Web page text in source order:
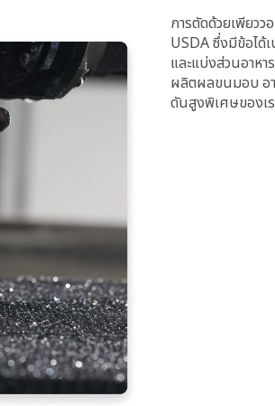
การตัดด้วยเพียวว
USDA ซึ่งมีข้อได้
และแบ่งส่วนอาห
ผลิตผลขนมอบ อ
ดันสูงพิเศษของเ